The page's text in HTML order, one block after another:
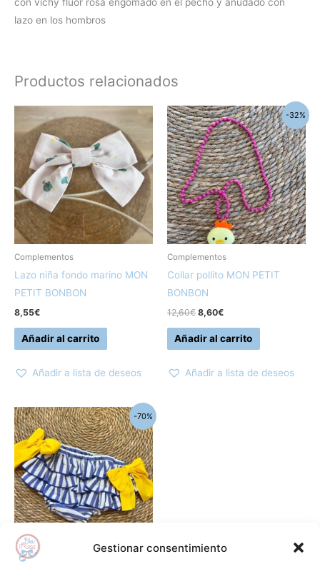
Gestionar consentimiento
lazo en los hombros
Productos relacionados
Complementos
Lazo niña fondo marino MON
PETIT BONBON
8,55€
Añadir al carrito
Añadir a lista de deseos
-32%
Complementos
Collar pollito MON PETIT
BONBON
12,60€
El
precio
original
era:
12,60€.
8,60€
El
precio
actual
es:
8,60€.
Añadir al carrito
Añadir a lista de deseos
-70%
Mon Petit Bonbon
El
precio
original
era:
32,85€.
El
precio
actual
es:
10,00€.
Este
producto
tiene
múltiples
variantes.
Las
opciones